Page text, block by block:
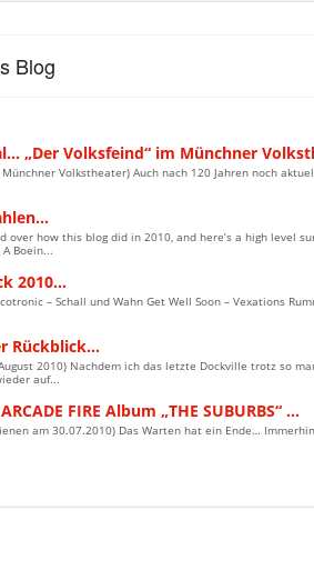
Blog
„Der Volksfeind“ im Münchner
Volkstheater) Auch nach 120 Jahren noch
over how this blog did in 2010, and here’s a high level
Boein...
2010…
– Schall und Wahn Get Well Soon – Vexations
Rückblick…
2010) Nachdem ich das letzte Dockville trotz so
auf...
FIRE Album „THE SUBURBS“ …
am 30.07.2010) Das Warten hat ein Ende…